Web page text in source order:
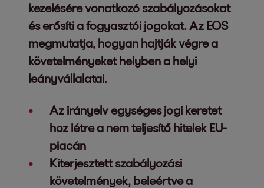
kezelésére vonatkozó szabályozásokat
és erősíti a fogyasztói jogokat. Az EOS
megmutatja, hogyan hajtják végre a
követelményeket helyben a helyi
leányvállalatai.
Az irányelv egységes jogi keretet
hoz létre a nem teljesítő hitelek EU-
piacán
Kiterjesztett szabályozási
követelmények, beleértve a